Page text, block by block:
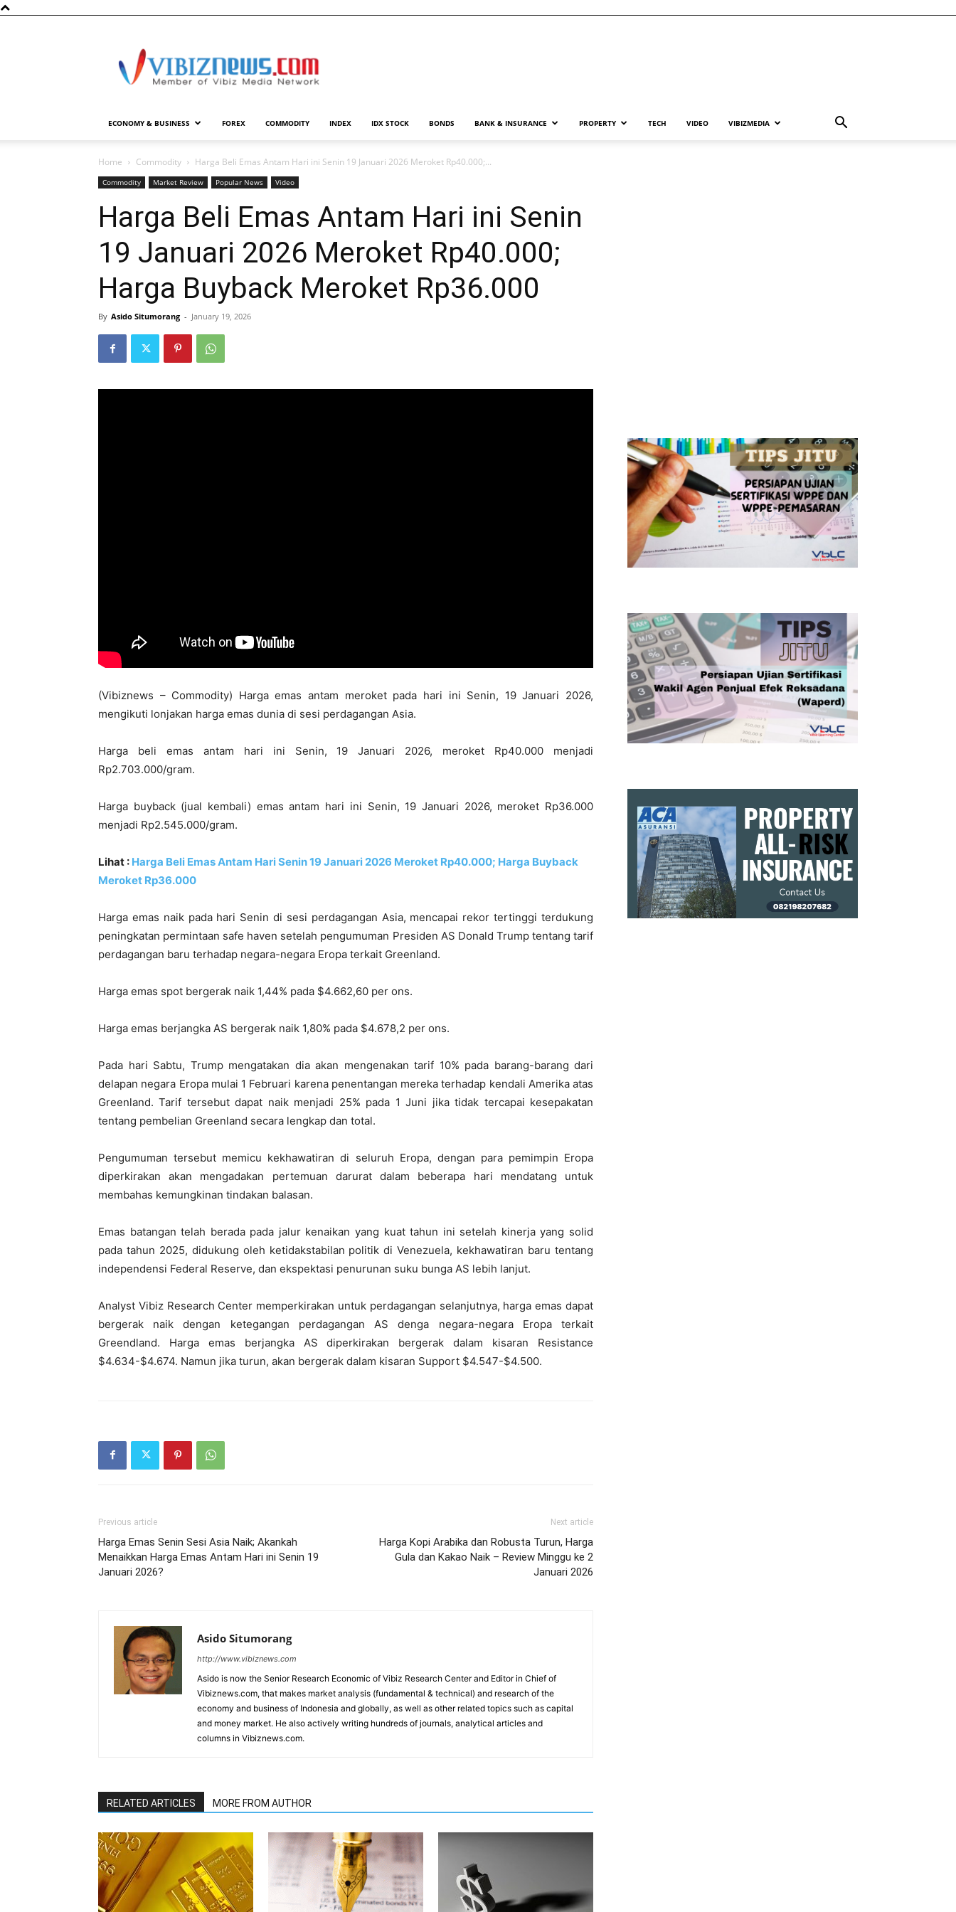
ECONOMY & BUSINESS FOREX COMMODITY INDEX IDX STOCK BONDS BANK & INSURANCE PROPERTY TECH VIDEO VIBIZMEDIA
Home Commodity Harga Beli Emas Antam Hari ini Senin 19 Januari 2026 Meroket Rp40.000;...
Commodity Market Review Popular News Video
Harga Beli Emas Antam Hari ini Senin
19 Januari 2026 Meroket Rp40.000;
Harga Buyback Meroket Rp36.000
By Asido Situmorang - January 19, 2026
(Vibiznews – Commodity) Harga emas antam meroket pada hari ini Senin, 19 Januari 2026,
mengikuti lonjakan harga emas dunia di sesi perdagangan Asia.
Harga beli emas antam hari ini Senin, 19 Januari 2026, meroket Rp40.000 menjadi
Rp2.703.000/gram.
Harga buyback (jual kembali) emas antam hari ini Senin, 19 Januari 2026, meroket Rp36.000
menjadi Rp2.545.000/gram.
Lihat : Harga Beli Emas Antam Hari Senin 19 Januari 2026 Meroket Rp40.000; Harga Buyback
Meroket Rp36.000
Harga emas naik pada hari Senin di sesi perdagangan Asia, mencapai rekor tertinggi terdukung
peningkatan permintaan safe haven setelah pengumuman Presiden AS Donald Trump tentang tarif
perdagangan baru terhadap negara-negara Eropa terkait Greenland.
Harga emas spot bergerak naik 1,44% pada $4.662,60 per ons.
Harga emas berjangka AS bergerak naik 1,80% pada $4.678,2 per ons.
Pada hari Sabtu, Trump mengatakan dia akan mengenakan tarif 10% pada barang-barang dari
delapan negara Eropa mulai 1 Februari karena penentangan mereka terhadap kendali Amerika atas
Greenland. Tarif tersebut dapat naik menjadi 25% pada 1 Juni jika tidak tercapai kesepakatan
tentang pembelian Greenland secara lengkap dan total.
Pengumuman tersebut memicu kekhawatiran di seluruh Eropa, dengan para pemimpin Eropa
diperkirakan akan mengadakan pertemuan darurat dalam beberapa hari mendatang untuk
membahas kemungkinan tindakan balasan.
Emas batangan telah berada pada jalur kenaikan yang kuat tahun ini setelah kinerja yang solid
pada tahun 2025, didukung oleh ketidakstabilan politik di Venezuela, kekhawatiran baru tentang
independensi Federal Reserve, dan ekspektasi penurunan suku bunga AS lebih lanjut.
Analyst Vibiz Research Center memperkirakan untuk perdagangan selanjutnya, harga emas dapat
bergerak naik dengan ketegangan perdagangan AS denga negara-negara Eropa terkait
Greendland. Harga emas berjangka AS diperkirakan bergerak dalam kisaran Resistance
$4.634-$4.674. Namun jika turun, akan bergerak dalam kisaran Support $4.547-$4.500.
Previous article
Harga Emas Senin Sesi Asia Naik; Akankah
Menaikkan Harga Emas Antam Hari ini Senin 19
Januari 2026?
Next article
Harga Kopi Arabika dan Robusta Turun, Harga
Gula dan Kakao Naik – Review Minggu ke 2
Januari 2026
Asido Situmorang
http://www.vibiznews.com
Asido is now the Senior Research Economic of Vibiz Research Center and Editor in Chief of
Vibiznews.com, that makes market analysis (fundamental & technical) and research of the
economy and business of Indonesia and globally, as well as other related topics such as capital
and money market. He also actively writing hundreds of journals, analytical articles and
columns in Vibiznews.com.
RELATED ARTICLES MORE FROM AUTHOR